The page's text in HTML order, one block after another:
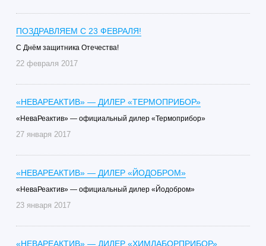
ПОЗДРАВЛЯЕМ С 23 ФЕВРАЛЯ!
C Днём защитника Отечества!
22 февраля 2017
«НЕВАРЕАКТИВ» — ДИЛЕР «ТЕРМОПРИБОР»
«НеваРеактив» — официальный дилер «Термоприбор»
27 января 2017
«НЕВАРЕАКТИВ» — ДИЛЕР «ЙОДОБРОМ»
«НеваРеактив» — официальный дилер «Йодобром»
23 января 2017
«НЕВАРЕАКТИВ» — ДИЛЕР «ХИМЛАБОРПРИБОР»